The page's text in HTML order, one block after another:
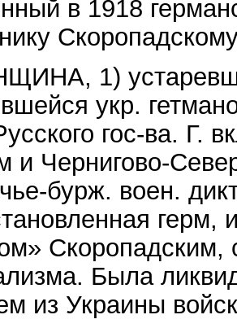
в 1918
1)
укр.
гос-ва. Г.
и Чернигово-
бурж. воен.
герм,
Скоропадским,
Была
из Украины